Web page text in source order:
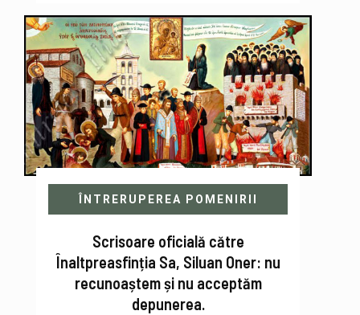
ÎNTRERUPEREA POMENIRII
Scrisoare oficială către
Înaltpreasfinția Sa, Siluan Oner: nu
recunoaștem și nu acceptăm
depunerea.